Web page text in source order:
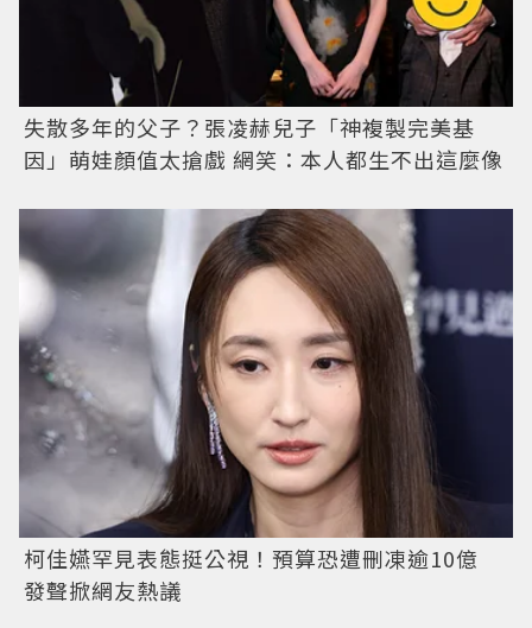
失散多年的父子？張凌赫兒子「神複製完美基
因」萌娃顏值太搶戲 網笑：本人都生不出這麼像
柯佳嬿罕見表態挺公視！預算恐遭刪凍逾10億
發聲掀網友熱議